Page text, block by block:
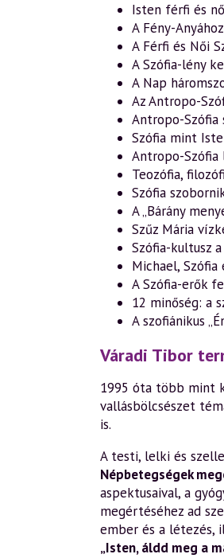
Isten férfi és
A Fény-
A Férfi és Női
A Szófia-lény
A Nap
Az Antropo-
Antropo-Szófia
Szófia mint
Antropo-
Teozófia,
Szófia
A „Bárány
Szűz Mária
Szófia-kultusz
Michael,
A Szófia-erők
12 minőség: a
A szofiánikus
Váradi Tibor
1995 óta több mint
vallásbölcsészet
is.
A testi, lelki és
Népbetegségek
aspektusaival, a
megértéséhez ad
ember és a létezés,
„Isten, áldd meg a